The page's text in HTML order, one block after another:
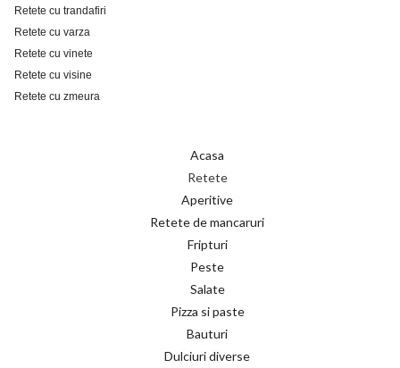
Retete cu trandafiri
Retete cu varza
Retete cu vinete
Retete cu visine
Retete cu zmeura
Acasa
Retete
Aperitive
Retete de mancaruri
Fripturi
Peste
Salate
Pizza si paste
Bauturi
Dulciuri diverse